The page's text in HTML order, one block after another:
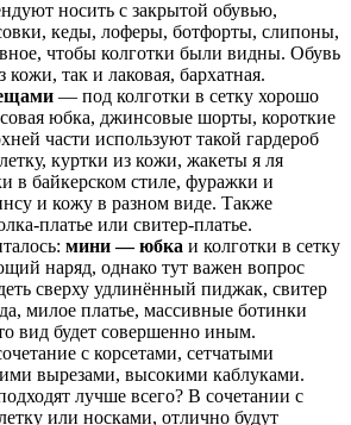
носить с закрытой обувью,
кеды, лоферы, ботфорты, слипоны,
чтобы колготки были видны. Обувь
кожи, так и лаковая, бархатная.
— под колготки в сетку хорошо
юбка, джинсовые шорты, короткие
части используют такой гардероб
куртки из кожи, жакеты я ля
в байкерском стиле, фуражки и
и кожу в разном виде. Также
платье или свитер-платье.
мини — юбка и колготки в сетку
наряд, однако тут важен вопрос
сверху удлинённый пиджак, свитер
милое платье, массивные ботинки
вид будет совершенно иным.
с корсетами, сетчатыми
вырезами, высокими каблуками.
лучше всего? В сочетании с
или носками, отлично будут